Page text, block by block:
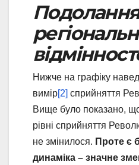
Подолання
Нижче на графіку
вимір[2] сприйняття
Вище було показано,
рівні сприйняття
не змінилося. Проте є
динаміка – значне